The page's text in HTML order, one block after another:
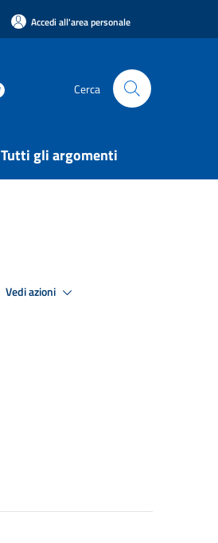
Accedi all'area personale
Cerca
Tutti gli argomenti
Vedi azioni